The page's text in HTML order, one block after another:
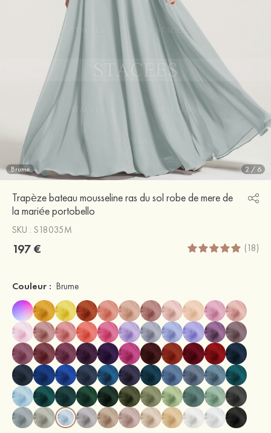
Brume 2 / 6
Trapèze bateau mousseline ras du sol robe de mere de
la mariée portobello
SKU : S18035M
197 € (18)
Couleur : Brume